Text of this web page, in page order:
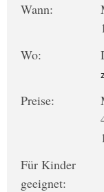
Wann:
Wo:
Preise:
Für Kinder
geeignet: